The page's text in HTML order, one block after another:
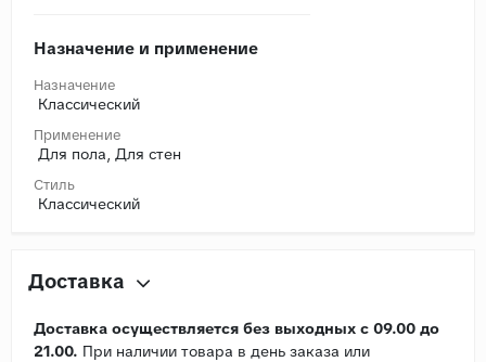
Назначение и применение
Назначение
Классический
Применение
Для пола, Для стен
Стиль
Классический
Доставка
Доставка осуществляется без выходных с 09.00 до
21.00. При наличии товара в день заказа или